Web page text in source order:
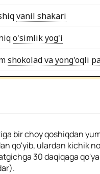
vanil shakari
o'simlik yog'i
shokolad va yong'oqli
bir choy qoshiqdan
qo'yib, ulardan kichik
30 daqiqaga